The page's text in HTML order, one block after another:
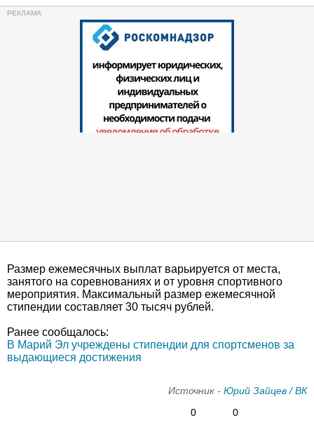
Размер ежемесячных выплат варьируется от места,
занятого на соревнованиях и от уровня спортивного
мероприятия. Максимальный размер ежемесячной
стипендии составляет 30 тысяч рублей.
Ранее сообщалось:
В Марий Эл учреждены стипендии для спортсменов за
выдающиеся достижения
Источник - Юрий Зайцев / ВК
0
0